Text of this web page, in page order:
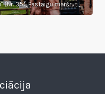
(Nr. 35), Pastaigu maršruti,